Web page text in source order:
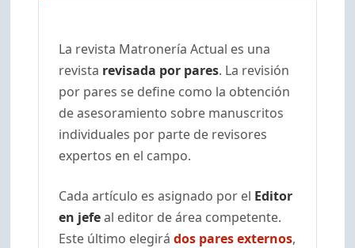
La revista Matronería Actual es una
revista revisada por pares. La revisión
por pares se define como la obtención
de asesoramiento sobre manuscritos
individuales por parte de revisores
expertos en el campo.
Cada artículo es asignado por el Editor
en jefeal editor de área competente.
Este último elegirá dos pares externos,